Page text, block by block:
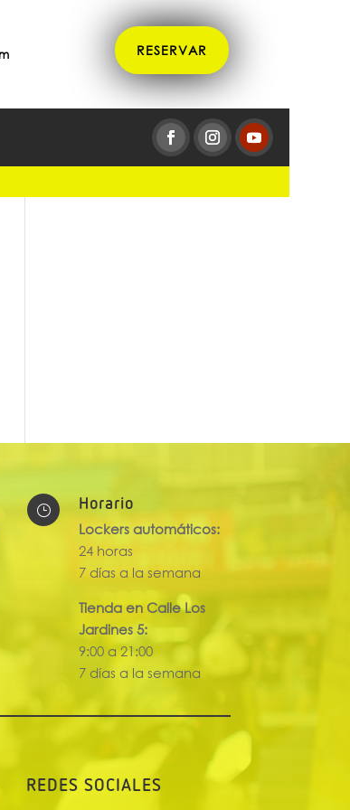
RESERVAR
} Horario
Lockers automáticos:
24 horas
7 días a la semana
Tienda en Calle Los
Jardines 5:
9:00 a 21:00
7 días a la semana
REDES SOCIALES